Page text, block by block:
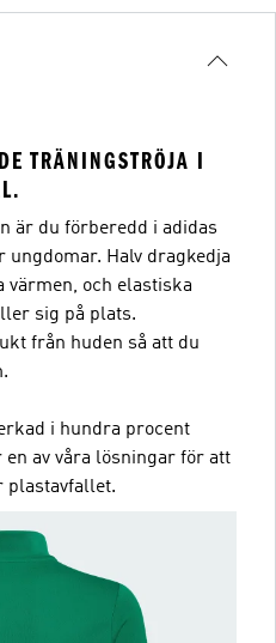
TRÄNINGSTRÖJA I
är du förberedd i adidas
Halv dragkedja
värmen, och elastiska
sig på plats.
från huden så att du
i hundra procent
av våra lösningar för att
plastavfallet.